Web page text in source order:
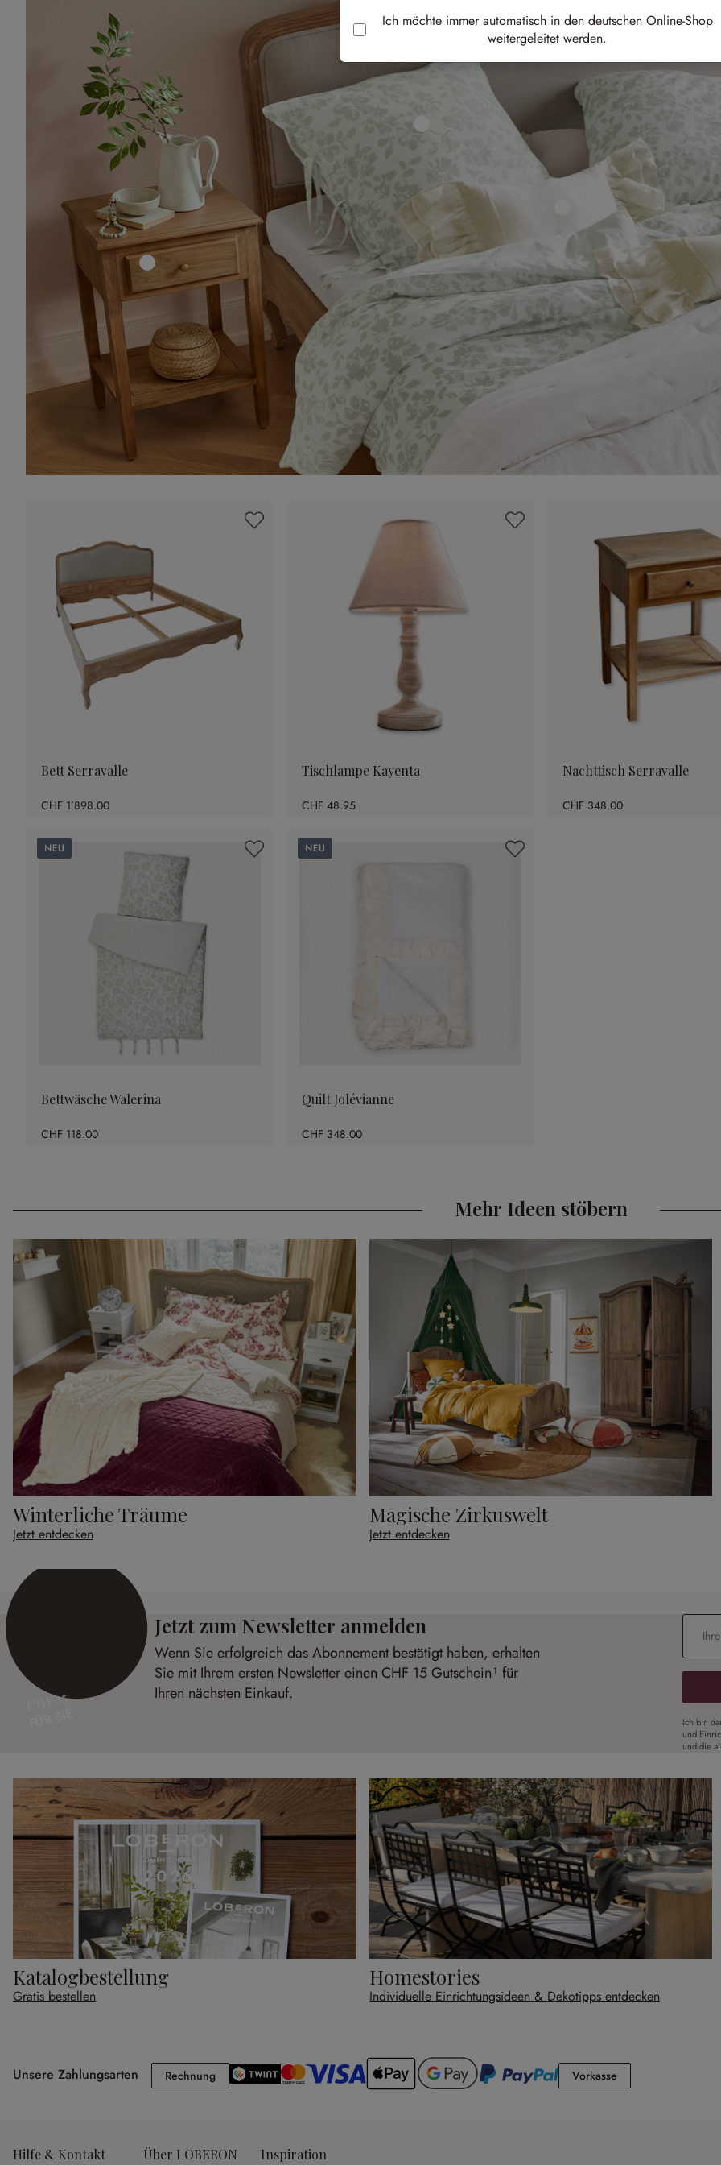
Bett Serravalle
CHF 1’898.00
Tischlampe Kayenta
CHF 48.95
Nachttisch Serravalle
CHF 348.00
Neu
Bettwäsche Walerina
CHF 118.00
Neu
Quilt Jolévianne
CHF 348.00
Mehr Ideen stöbern
Winterliche Träume
Jetzt entdecken
Magische Zirkuswelt
Jetzt entdecken
CHF 15
Jetzt zum Newsletter anmelden
Wenn Sie erfolgreich das Abonnement bestätigt haben, erhalten
Sie mit Ihrem ersten Newsletter einen CHF 15 Gutschein¹ für
Ihren nächsten Einkauf.
E-Mail-
Ich bin
und
und die
Katalogbestellung
Gratis bestellen
Homestories
Individuelle Einrichtungsideen & Dekotipps entdecken
Unsere Zahlungsarten RechnungRechnung VorkasseVorkasse
Hilfe & Kontakt Über LOBERON Inspiration
Ich möchte immer automatisch in den deutschen Online-Shop
weitergeleitet werden.